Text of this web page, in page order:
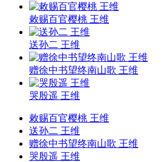
敕赐百官樱桃 王维
送孙二 王维
赠徐中书望终南山歌 王维
哭殷遥 王维
敕赐百官樱桃 王维
送孙二 王维
赠徐中书望终南山歌 王维
哭殷遥 王维